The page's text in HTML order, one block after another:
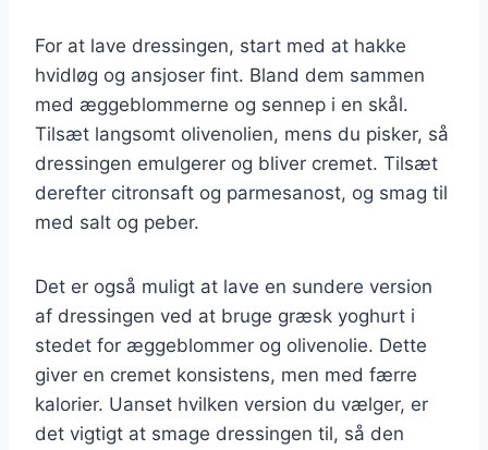
For at lave dressingen, start med at hakke
hvidløg og ansjoser fint. Bland dem sammen
med æggeblommerne og sennep i en skål.
Tilsæt langsomt olivenolien, mens du pisker, så
dressingen emulgerer og bliver cremet. Tilsæt
derefter citronsaft og parmesanost, og smag til
med salt og peber.
Det er også muligt at lave en sundere version
af dressingen ved at bruge græsk yoghurt i
stedet for æggeblommer og olivenolie. Dette
giver en cremet konsistens, men med færre
kalorier. Uanset hvilken version du vælger, er
det vigtigt at smage dressingen til, så den